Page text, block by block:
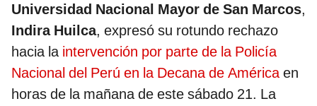
Universidad Nacional Mayor de San Marcos,
Indira Huilca, expresó su rotundo rechazo
hacia la intervención por parte de la Policía
Nacional del Perú en la Decana de Américaen
horas de la mañana de este sábado 21. La